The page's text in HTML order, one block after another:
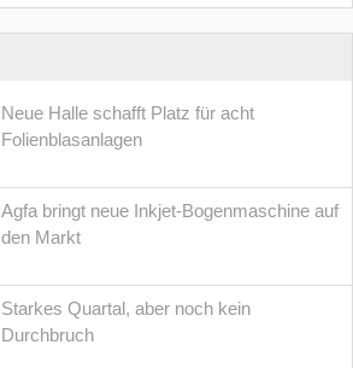
Neue Halle schafft Platz für acht
Folienblasanlagen
Agfa bringt neue Inkjet-Bogenmaschine auf
den Markt
Starkes Quartal, aber noch kein
Durchbruch